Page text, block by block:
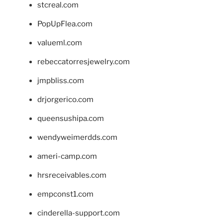
stcreal.com
PopUpFlea.com
valueml.com
rebeccatorresjewelry.com
jmpbliss.com
drjorgerico.com
queensushipa.com
wendyweimerdds.com
ameri-camp.com
hrsreceivables.com
empconst1.com
cinderella-support.com